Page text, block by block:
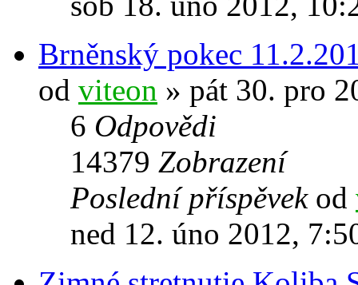
Brněnský pokec
od viteon » pát 30. pro
6 Odpovědi
14379 Zobrazení
Poslední příspěvek od
ned 12. úno 2012,